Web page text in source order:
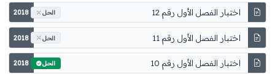
اختبار الفصل الأول رقم 12 2018 الحل
اختبار الفصل الأول رقم 11 2018 الحل
اختبار الفصل الأول رقم 10 2018 الحل